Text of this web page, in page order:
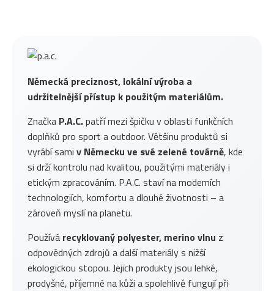
Německá preciznost, lokální výroba a
udržitelnější přístup k použitým materiálům.
Značka P.A.C.patří mezi špičku v oblasti funkčních
doplňků pro sport a outdoor. Většinu produktů si
vyrábí sami v Německu ve své zelené továrně, kde
si drží kontrolu nad kvalitou, použitými materiály i
etickým zpracováním. P.A.C. staví na moderních
technologiích, komfortu a dlouhé životnosti – a
zároveň myslí na planetu.
Používá recyklovaný polyester, merino vlnu z
odpovědných zdrojů a další materiály s nižší
ekologickou stopou. Jejich produkty jsou lehké,
prodyšné, příjemné na kůži a spolehlivě fungují při